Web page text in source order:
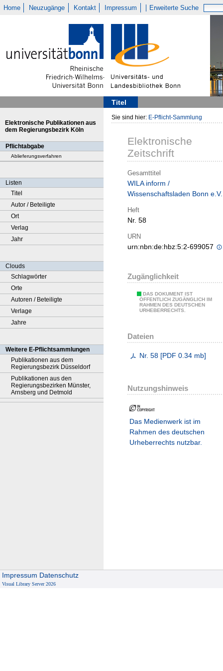
Home Neuzugänge Kontakt Impressum Erweiterte Suche
Titel
Elektronische Publikationen aus
dem Regierungsbezirk Köln
Pflichtabgabe
Ablieferungsverfahren
Listen
Titel
Autor / Beteiligte
Ort
Verlag
Jahr
Clouds
Schlagwörter
Orte
Autoren / Beteiligte
Verlage
Jahre
Weitere E-Pflichtsammlungen
Publikationen aus dem
Regierungsbezirk Düsseldorf
Publikationen aus den
Regierungsbezirken Münster,
Arnsberg und Detmold
Sie sind hier: E-Pflicht-Sammlung
Elektronische
Zeitschrift
Gesamttitel
WILA inform /
Wissenschaftsladen Bonn e.V.
Heft
Nr. 58
URN
urn:nbn:de:hbz:5:2-699057
Zugänglichkeit
DAS DOKUMENT IST
ÖFFENTLICH ZUGÄNGLICH IM
RAHMEN DES DEUTSCHEN
URHEBERRECHTS.
Dateien
Nr. 58 [PDF 0.34 mb]
Nutzungshinweis
Das Medienwerk ist im
Rahmen des deutschen
Urheberrechts nutzbar.
Impressum Datenschutz
Visual Library Server 2026